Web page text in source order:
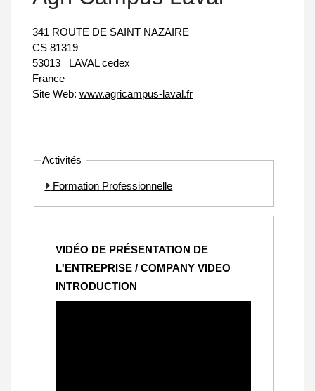
341 ROUTE DE SAINT NAZAIRE
CS 81319
53013
LAVAL cedex
France
Site Web: www.agricampus-laval.fr
Activités
Formation Professionnelle
VIDÉO DE PRÉSENTATION DE
L'ENTREPRISE / COMPANY VIDEO
INTRODUCTION